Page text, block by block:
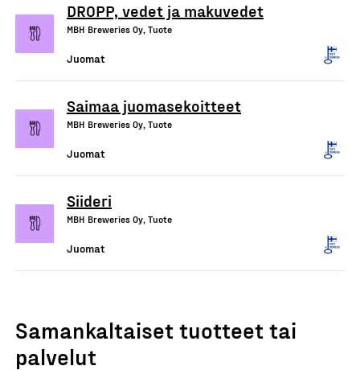
DROPP, vedet ja makuvedet
MBH Breweries Oy, Tuote
Juomat
Saimaa juomasekoitteet
MBH Breweries Oy, Tuote
Juomat
Siideri
MBH Breweries Oy, Tuote
Juomat
Samankaltaiset tuotteet tai
palvelut